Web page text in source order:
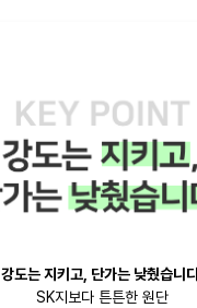
강도는 지키고, 단가는 낮췄습니
SK지보다 튼튼한 원단